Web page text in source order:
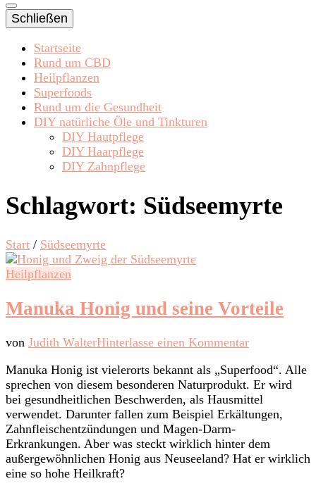
Schließen
Startseite
Rund um CBD
Heilpflanzen
Superfoods
Rund um die Gesundheit
DIY natürliche Öle und Tinkturen
DIY Hautpflege
DIY Haarpflege
DIY Zahnpflege
Schlagwort: Südseemyrte
Start / Südseemyrte
Heilpflanzen
Manuka Honig und seine Vorteile
von Judith WalterHinterlasse einen Kommentarzu
Honig
und
seine
Vorteile
Manuka Honig ist vielerorts bekannt als „Superfood“. Alle
sprechen von diesem besonderen Naturprodukt. Er wird
bei gesundheitlichen Beschwerden, als Hausmittel
verwendet. Darunter fallen zum Beispiel Erkältungen,
Zahnfleischentzündungen und Magen-Darm-
Erkrankungen. Aber was steckt wirklich hinter dem
außergewöhnlichen Honig aus Neuseeland? Hat er wirklich
eine so hohe Heilkraft?